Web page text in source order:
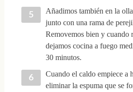
Añadimos también en la
junto con una rama de
Removemos bien y cuando
dejamos cocina a fuego
30 minutos.
Cuando el caldo empiece a
eliminar la espuma que se